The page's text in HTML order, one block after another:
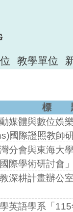
教學單位
標
媒體與數位娛
國際證照教師研
分會與東海大
際學術研討會」
深耕計畫辦公
英語學系「